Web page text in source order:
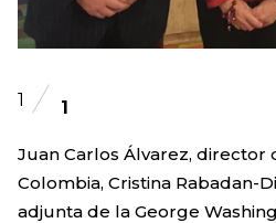
1 1
Juan Carlos Álvarez, director
Colombia, Cristina Rabadan-
adjunta de la George